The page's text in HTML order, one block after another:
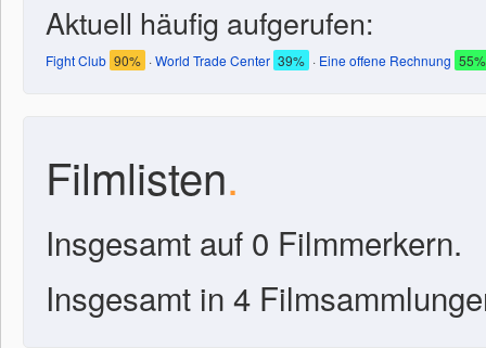
Aktuell häufig aufgerufen:
Fight Club 90% ·World Trade Center 39% · Eine offene Rechnung 55%
Filmlisten.
Insgesamt auf 0 Filmmerkern.
Insgesamt in 4